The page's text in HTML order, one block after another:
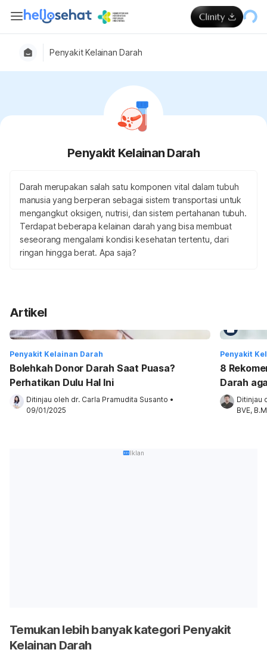
Penyakit Kelainan Darah
Penyakit Kelainan Darah
Darah merupakan salah satu komponen vital dalam tubuh
manusia yang berperan sebagai sistem transportasi untuk
mengangkut oksigen, nutrisi, dan sistem pertahanan tubuh.
Terdapat beberapa kelainan darah yang bisa membuat
seseorang mengalami kondisi kesehatan tertentu, dari
ringan hingga berat. Apa saja?
Artikel
Penyakit Kelainan Darah
Bolehkah Donor Darah Saat Puasa?
Perhatikan Dulu Hal Ini
Ditinjau oleh dr. Carla Pramudita Susanto •
09/01/2025
Penyakit
8
Darah
Ditinjau
BVE,
Iklan
Temukan lebih banyak kategori Penyakit
Kelainan Darah